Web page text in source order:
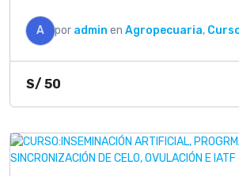
A por admin en Agropecuaria,
S/ 50